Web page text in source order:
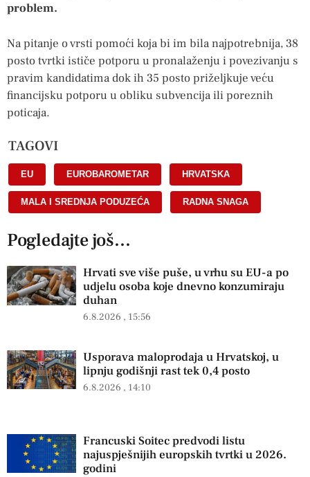
problem.
Na pitanje o vrsti pomoći koja bi im bila najpotrebnija, 38
posto tvrtki ističe potporu u pronalaženju i povezivanju s
pravim kandidatima dok ih 35 posto priželjkuje veću
financijsku potporu u obliku subvencija ili poreznih
poticaja.
TAGOVI
EU EUROBAROMETAR HRVATSKA
MALA I SREDNJA PODUZEĆA RADNA SNAGA
Pogledajte još...
Hrvati sve više puše, u vrhu su EU-a po
udjelu osoba koje dnevno konzumiraju
duhan
6.8.2026 15:56
Usporava maloprodaja u Hrvatskoj, u
lipnju godišnji rast tek 0,4 posto
6.8.2026 14:10
Francuski Soitec predvodi listu
najuspješnijih europskih tvrtki u 2026.
godini